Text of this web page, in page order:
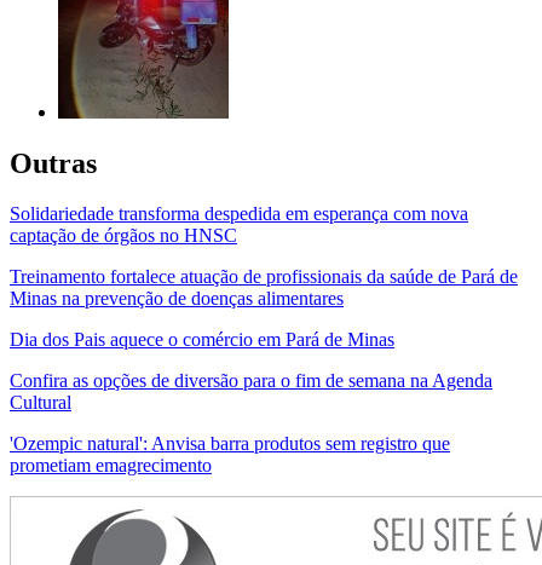
Outras
Solidariedade transforma despedida em esperança com nova
captação de órgãos no HNSC
Treinamento fortalece atuação de profissionais da saúde de Pará de
Minas na prevenção de doenças alimentares
Dia dos Pais aquece o comércio em Pará de Minas
Confira as opções de diversão para o fim de semana na Agenda
Cultural
'Ozempic natural': Anvisa barra produtos sem registro que
prometiam emagrecimento